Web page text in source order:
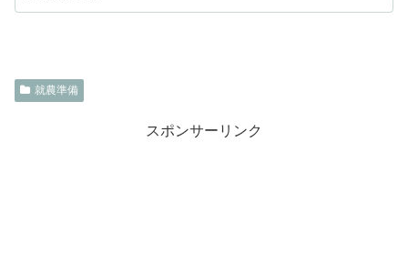
就農準備
スポンサーリンク